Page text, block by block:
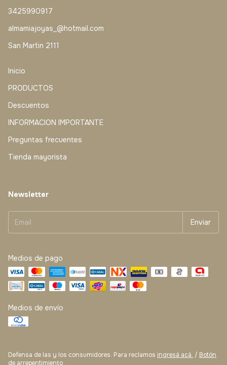
3425990917
almamiajoyas_@hotmail.com
San Martin 2111
Inicio
PRODUCTOS
Descuentos
INFORMACION IMPORTANTE
Preguntas frecuentes
Tienda mayorista
Newsletter
Medios de pago
Medios de envío
Defensa de las y los consumidores. Para reclamos ingresá acá. / Botón
de arrepentimiento